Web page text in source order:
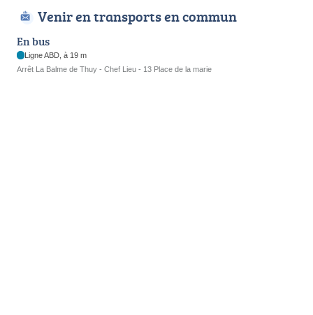
Venir en transports en commun
En bus
Ligne ABD, à 19 m
Arrêt La Balme de Thuy - Chef Lieu - 13 Place de la marie